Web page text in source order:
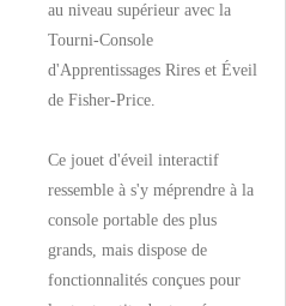
au niveau supérieur avec la
Tourni-Console
d'Apprentissages Rires et Éveil
de Fisher-Price.
Ce jouet d'éveil interactif
ressemble à s'y méprendre à la
console portable des plus
grands, mais dispose de
fonctionnalités conçues pour